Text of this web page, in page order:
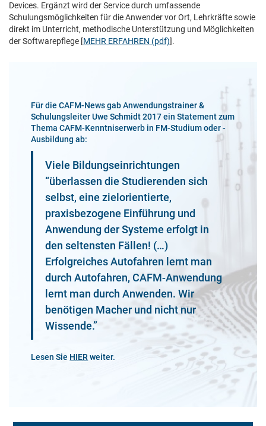
Devices. Ergänzt wird der Service durch umfassende
Schulungsmöglichkeiten für die Anwender vor Ort, Lehrkräfte sowie
direkt im Unterricht, methodische Unterstützung und Möglichkeiten
der Softwarepflege [MEHR ERFAHREN (pdf)].
Für die CAFM-News gab Anwendungstrainer &
Schulungsleiter Uwe Schmidt 2017 ein Statement zum
Thema CAFM-Kenntniserwerb in FM-Studium oder -
Ausbildung ab:
Viele Bildungseinrichtungen
“überlassen die Studierenden sich
selbst, eine zielorientierte,
praxisbezogene Einführung und
Anwendung der Systeme erfolgt in
den seltensten Fällen! (…)
Erfolgreiches Autofahren lernt man
durch Autofahren, CAFM-Anwendung
lernt man durch Anwenden. Wir
benötigen Macher und nicht nur
Wissende.”
Lesen Sie HIER weiter.